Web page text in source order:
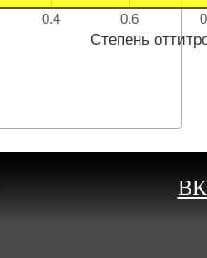
0.4 0.6
Степень